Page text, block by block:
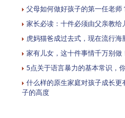
父母如何做好孩子的第一任老师
家长必读：十件必须由父亲教给
虎妈猫爸成过去式，现在流行海
家有儿女，这十件事情千万别做
5点关于语言暴力的基本常识，
什么样的原生家庭对孩子成长
子的高度